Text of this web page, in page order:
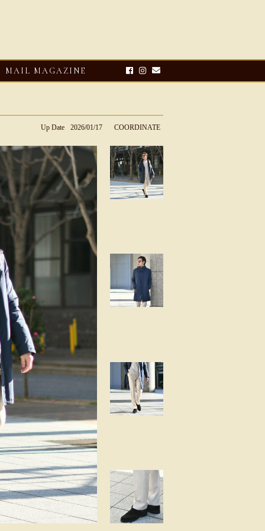
MAIL MAGAZINE
Up Date 2026/01/17 COORDINATE
UP
ーニ】ク
ンダル
2026・08・03
Mario Doni【マリオ ドーニ】オ
ープントゥミュール レザーサン